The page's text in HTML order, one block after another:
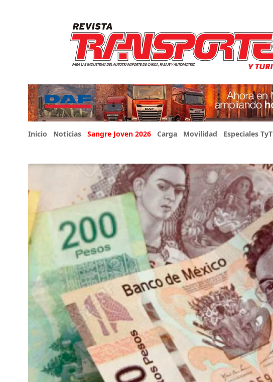
Inicio Noticias Sangre Joven 2026 Carga Movilidad Especiales TyT